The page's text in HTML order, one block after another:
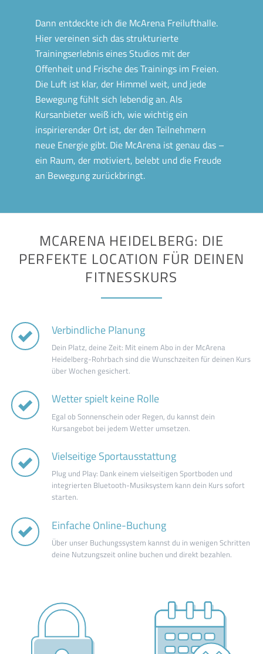
Dann entdeckte ich die McArena Freilufthalle.
Hier vereinen sich das strukturierte
Trainingserlebnis eines Studios mit der
Offenheit und Frische des Trainings im Freien.
Die Luft ist klar, der Himmel weit, und jede
Bewegung fühlt sich lebendig an. Als
Kursanbieter weiß ich, wie wichtig ein
inspirierender Ort ist, der den Teilnehmern
neue Energie gibt. Die McArena ist genau das –
ein Raum, der motiviert, belebt und die Freude
an Bewegung zurückbringt.
MCARENA HEIDELBERG: DIE
PERFEKTE LOCATION FÜR DEINEN
FITNESSKURS
Verbindliche Planung
Dein Platz, deine Zeit: Mit einem Abo in der McArena
Heidelberg-Rohrbach sind die Wunschzeiten für deinen Kurs
über Wochen gesichert.
Wetter spielt keine Rolle
Egal ob Sonnenschein oder Regen, du kannst dein
Kursangebot bei jedem Wetter umsetzen.
Vielseitige Sportausstattung
Plug und Play: Dank einem vielseitigen Sportboden und
integrierten Bluetooth-Musiksystem kann dein Kurs sofort
starten.
Einfache Online-Buchung
Über unser Buchungssystem kannst du in wenigen Schritten
deine Nutzungszeit online buchen und direkt bezahlen.